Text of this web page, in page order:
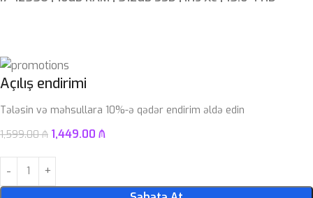
Açılış endirimi
Tələsin və məhsullara 10%-ə qədər endirim əldə edin
1,599.00₼ 1,449.00 ₼